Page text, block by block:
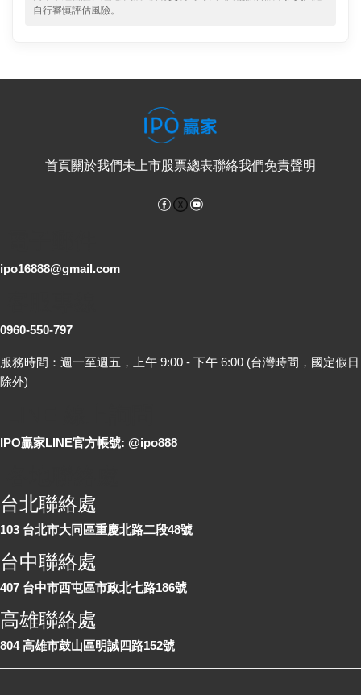
自行審慎評估風險。
首頁關於我們未上市股票總表聯絡我們免責聲明
Facebook
ipo16888@gmail.com
0960-550-797
服務時間：週一至週五，上午 9:00 - 下午 6:00 (台灣時間，國定假日
除外)
IPO贏家LINE官方帳號: @ipo888
台北聯絡處
103 台北市大同區重慶北路二段48號
台中聯絡處
407 台中市西屯區市政北七路186號
高雄聯絡處
804 高雄市鼓山區明誠四路152號